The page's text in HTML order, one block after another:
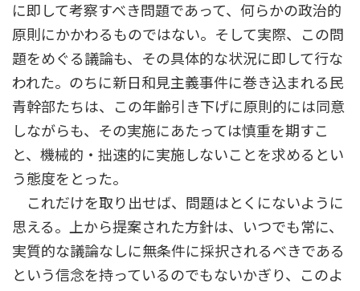
に即して考察すべき問題であって、何らかの政治的
原則にかかわるものではない。そして実際、この問
題をめぐる議論も、その具体的な状況に即して行な
われた。のちに新日和見主義事件に巻き込まれる民
青幹部たちは、この年齢引き下げに原則的には同意
しながらも、その実施にあたっては慎重を期すこ
と、機械的・拙速的に実施しないことを求めるとい
う態度をとった。
これだけを取り出せば、問題はとくにないように
思える。上から提案された方針は、いつでも常に、
実質的な議論なしに無条件に採択されるべきである
という信念を持っているのでもないかぎり、このよ